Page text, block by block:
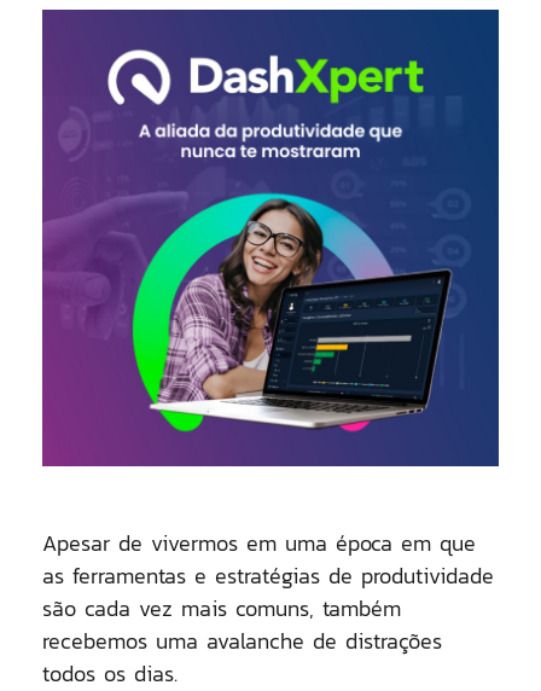
Apesar de vivermos em uma época em que
as ferramentas e estratégias de produtividade
são cada vez mais comuns, também
recebemos uma avalanche de distrações
todos os dias.